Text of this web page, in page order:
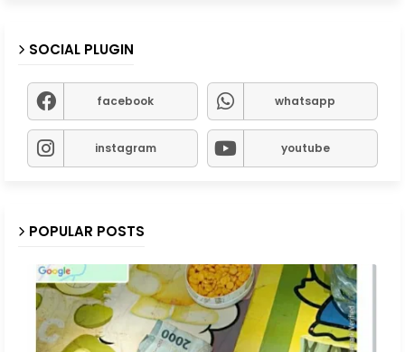
SOCIAL PLUGIN
facebook whatsapp
instagram youtube
POPULAR POSTS